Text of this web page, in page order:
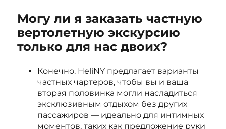
Могу ли я заказать частную
вертолетную экскурсию
только для нас двоих?
Конечно. HeliNY предлагает варианты
частных чартеров, чтобы вы и ваша
вторая половинка могли насладиться
эксклюзивным отдыхом без других
пассажиров — идеально для интимных
моментов, таких как предложение руки